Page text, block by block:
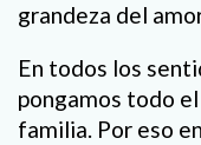
grandeza del
En todos los
pongamos todo
familia. Por eso